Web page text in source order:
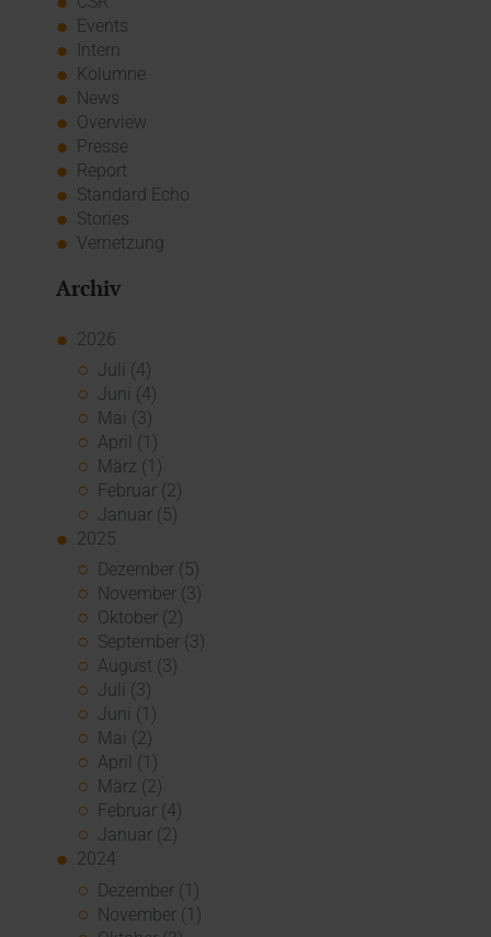
Events
Intern
Kolumne
News
Overview
Presse
Report
Standard Echo
Stories
Vernetzung
Archiv
2026
Juli (4)
Juni (4)
Mai (3)
April (1)
März (1)
Februar (2)
Januar (5)
2025
Dezember (5)
November (3)
Oktober (2)
September (3)
August (3)
Juli (3)
Juni (1)
Mai (2)
April (1)
März (2)
Februar (4)
Januar (2)
2024
Dezember (1)
November (1)